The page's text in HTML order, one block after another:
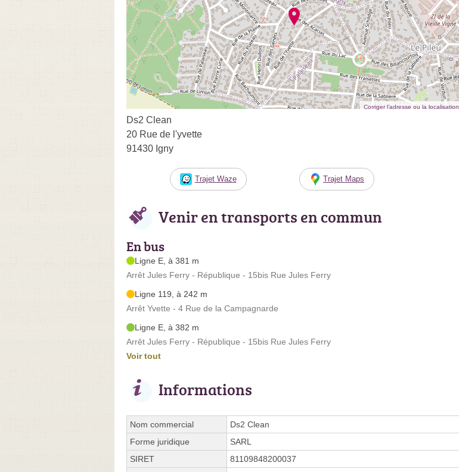
Corriger l’adresse ou la localisation
Ds2 Clean
20 Rue de l'yvette
91430 Igny
Trajet Waze Trajet Maps
Venir en transports en commun
En bus
Ligne E, à 381 m
Arrêt Jules Ferry - République - 15bis Rue Jules Ferry
Ligne 119, à 242 m
Arrêt Yvette - 4 Rue de la Campagnarde
Ligne E, à 382 m
Arrêt Jules Ferry - République - 15bis Rue Jules Ferry
Voir tout
Informations
Nom commercial
Ds2 Clean
Forme juridique
SARL
SIRET
81109848200037